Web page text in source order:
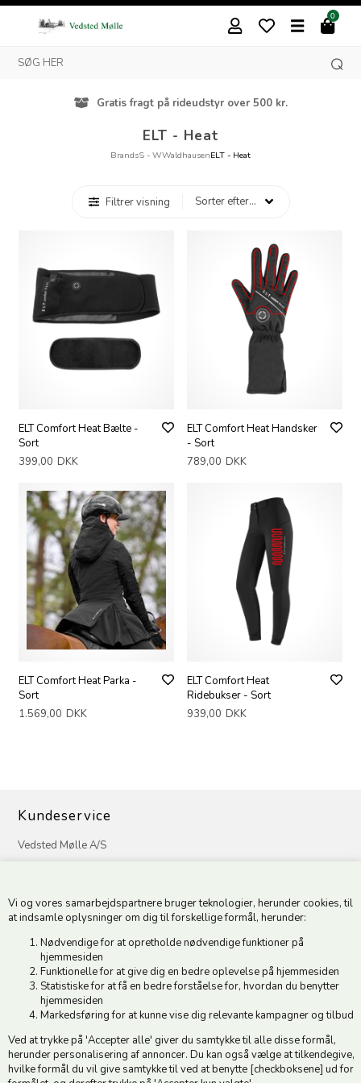
Vi og vores samarbejdspartnere bruger teknologier, herunder cookies, til
at indsamle oplysninger om dig til forskellige formål, herunder:
Nødvendige for at opretholde nødvendige funktioner på
hjemmesiden
Funktionelle for at give dig en bedre oplevelse på hjemmesiden
Statistiske for at få en bedre forståelse for, hvordan du benytter
hjemmesiden
Markedsføring for at kunne vise dig relevante kampagner og tilbud
Ved at trykke på 'Accepter alle' giver du samtykke til alle disse formål,
herunder personalisering af annoncer. Du kan også vælge at tilkendegive,
hvilke formål du vil give samtykke til ved at benytte [checkboksene] ud for
0
Gratis fragt på rideudstyr over 500 kr.
ELT - Heat
BrandsS - WWaldhausenELT - Heat
Filtrer visning
ELT Comfort Heat Bælte -
Sort
399,00 DKK
ELT Comfort Heat Handsker
- Sort
789,00 DKK
ELT Comfort Heat Parka -
Sort
1.569,00 DKK
ELT Comfort Heat
Ridebukser - Sort
939,00 DKK
Kundeservice
Vedsted Mølle A/S
CVR 49879415 Mailvedstedmoelle@post.tele.dk
Åbningstider: Man-Fre 9.00-17.00 | Middagslukket 12.00-12.30 |
Lørdag 9.00-12.00
Hold dig opdateret
Tilmeld dig vores nyhedsbrev og modtag gode tilbud :)